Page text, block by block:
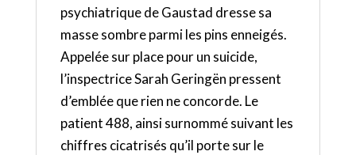
psychiatrique de Gaustad dresse sa
masse sombre parmi les pins enneigés.
Appelée sur place pour un suicide,
l’inspectrice Sarah Geringën pressent
d’emblée que rien ne concorde. Le
patient 488, ainsi surnommé suivant les
chiffres cicatrisés qu’il porte sur le